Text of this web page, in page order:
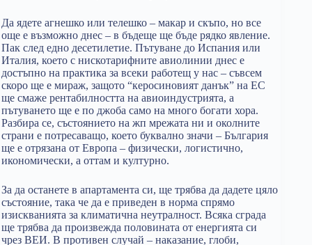
Да ядете агнешко или телешко – макар и скъпо, но все
още е възможно днес – в бъдеще ще бъде рядко явление.
Пак след едно десетилетие. Пътуване до Испания или
Италия, което с нискотарифните авиолинии днес е
достъпно на практика за всеки работещ у нас – съвсем
скоро ще е мираж, защото “керосиновият данък” на ЕС
ще смаже рентабилността на авиоиндустрията, а
пътуването ще е по джоба само на много богати хора.
Разбира се, състоянието на жп мрежата ни и околните
страни е потресаващо, което буквално значи – България
ще е отрязана от Европа – физически, логистично,
икономически, а оттам и културно.
За да останете в апартамента си, ще трябва да дадете цяло
състояние, така че да е приведен в норма спрямо
изискванията за климатична неутралност. Всяка сграда
ще трябва да произвежда половината от енергията си
чрез ВЕИ. В противен случай – наказание, глоби,